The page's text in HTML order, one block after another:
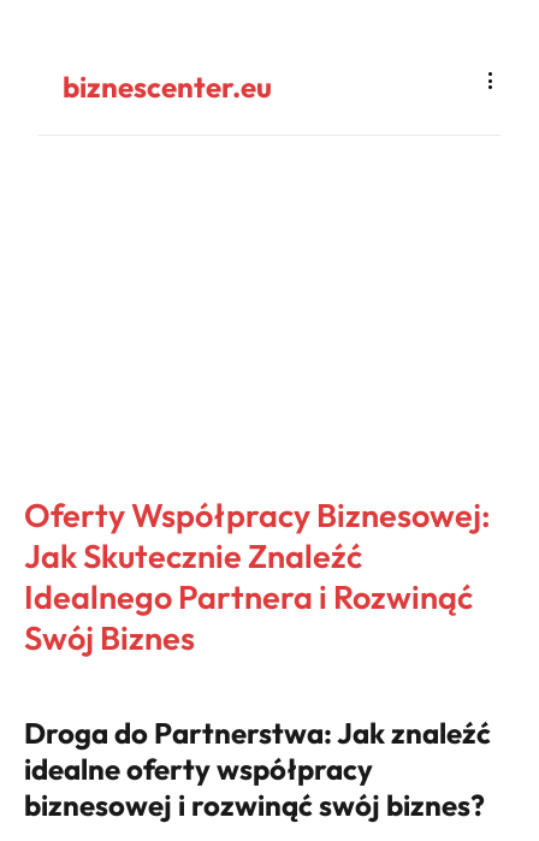
biznescenter.eu
Oferty Współpracy Biznesowej:
Jak Skutecznie Znaleźć
Idealnego Partnera i Rozwinąć
Swój Biznes
Droga do Partnerstwa: Jak znaleźć
idealne oferty współpracy
biznesowej i rozwinąć swój biznes?